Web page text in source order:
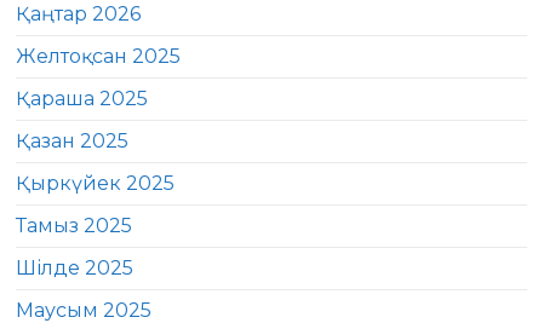
Қаңтар 2026
Желтоқсан 2025
Қараша 2025
Қазан 2025
Қыркүйек 2025
Тамыз 2025
Шілде 2025
Маусым 2025